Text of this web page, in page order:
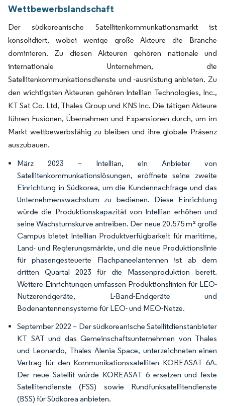
Wettbewerbslandschaft
Der südkoreanische Satellitenkommunkationsmarkt ist
konsolidiert, wobei wenige große Akteure die Branche
dominieren. Zu diesen Akteuren gehören nationale und
internationale Unternehmen, die
Satellitenkommunkationsdienste und -ausrüstung anbieten. Zu
den wichtigsten Akteuren gehören Intellian Technologies, Inc.,
KT Sat Co. Ltd, Thales Group und KNS Inc. Die tätigen Akteure
führen Fusionen, Übernahmen und Expansionen durch, um im
Markt wettbewerbsfähig zu bleiben und ihre globale Präsenz
auszubauen.
März 2023 – Intellian, ein Anbieter von
Satellitenkommunkationslösungen, eröffnete seine zweite
Einrichtung in Südkorea, um die Kundennachfrage und das
Unternehmenswachstum zu bedienen. Diese Einrichtung
würde die Produktionskapazität von Intellian erhöhen und
seine Wachstumskurve antreiben. Der neue 20.575 m² große
Campus bietet Intellian Produktverfügbarkeit für maritime,
Land- und Regierungsmärkte, und die neue Produktionslinie
für phasengesteuerte Flachpaneelantennen ist ab dem
dritten Quartal 2023 für die Massenproduktion bereit.
Weitere Einrichtungen umfassen Produktionslinien für LEO-
Nutzerendgeräte, L-Band-Endgeräte und
Bodenantennensysteme für LEO- und MEO-Netze.
September 2022 – Der südkoreanische Satellitdienstanbieter
KT SAT und das Gemeinschaftsunternehmen von Thales
und Leonardo, Thales Alenia Space, unterzeichneten einen
Vertrag für den Kommunikationssatelliten KOREASAT 6A.
Der neue Satellit würde KOREASAT 6 ersetzen und feste
Satellitendienste (FSS) sowie Rundfunksatellitendienste
(BSS) für Südkorea anbieten.